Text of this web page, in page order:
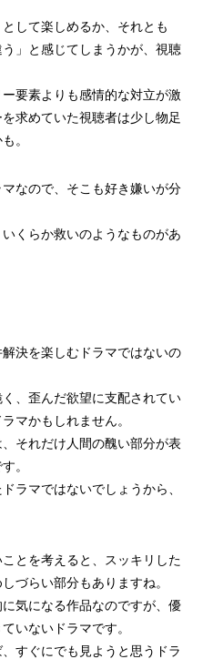
して楽しめるか、それとも
」と感じてしまうかが、視聴
要素よりも感情的な対立が激
求めていた視聴者は少し物足
。
なので、そこも好き嫌いが分
くらか救いのようなものがあ
決を楽しむドラマではないの
、歪んだ欲望に支配されてい
マかもしれません。
それだけ人間の醜い部分が表
。
ラマではないでしょうから、
とを考えると、スッキリした
づらい部分もありますね。
気になる作品なのですが、優
いないドラマです。
すぐにでも見ようと思うドラ